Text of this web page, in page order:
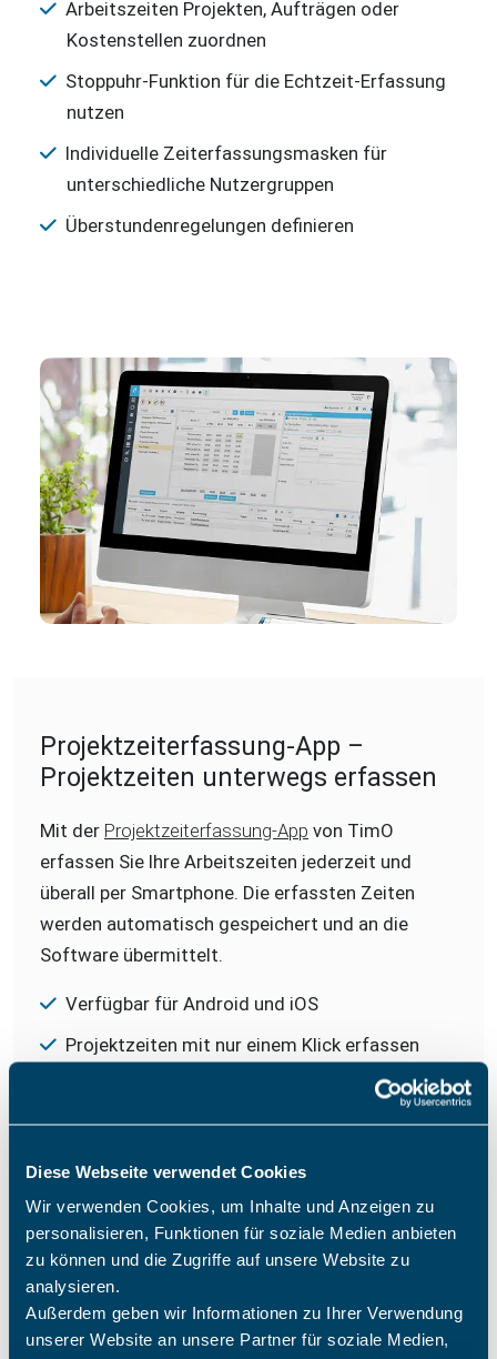
Diese Webseite verwendet Cookies
Wir verwenden Cookies, um Inhalte und Anzeigen zu
personalisieren, Funktionen für soziale Medien anbieten
zu können und die Zugriffe auf unsere Website zu
analysieren.
Außerdem geben wir Informationen zu Ihrer Verwendung
unserer Website an unsere Partner für soziale Medien,
Arbeitszeiten Projekten, Aufträgen oder
Kostenstellen zuordnen
Stoppuhr-Funktion für die Echtzeit-Erfassung
nutzen
Individuelle Zeiterfassungsmasken für
unterschiedliche Nutzergruppen
Überstundenregelungen definieren
Projektzeiterfassung-App –
Projektzeiten unterwegs erfassen
Mit der Projektzeiterfassung-App von TimO
erfassen Sie Ihre Arbeitszeiten jederzeit und
überall per Smartphone. Die erfassten Zeiten
werden automatisch gespeichert und an die
Software übermittelt.
Verfügbar für Android und iOS
Projektzeiten mit nur einem Klick erfassen
Digitale Unterschriften für Kunden direkt vor
Erweiterbar um Reisekostenerfassung